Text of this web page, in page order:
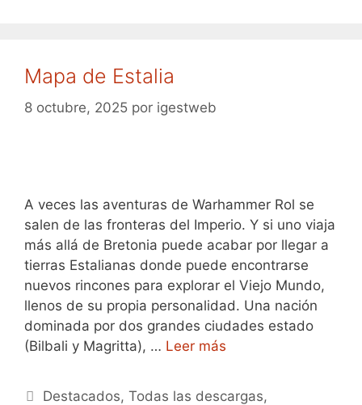
Mapa de Estalia
8 octubre, 2025 por igestweb
A veces las aventuras de Warhammer Rol se
salen de las fronteras del Imperio. Y si uno viaja
más allá de Bretonia puede acabar por llegar a
tierras Estalianas donde puede encontrarse
nuevos rincones para explorar el Viejo Mundo,
llenos de su propia personalidad. Una nación
dominada por dos grandes ciudades estado
(Bilbali y Magritta), … Leer más
Categorías
Destacados,Todas las descargas,